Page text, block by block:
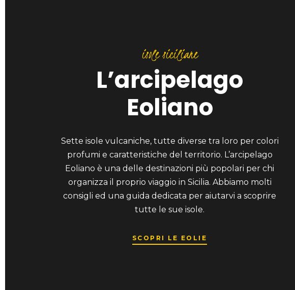
isole siciliane
L’arcipelago
Eoliano
Sette isole vulcaniche, tutte diverse tra loro per colori
profumi e caratteristiche del territorio. L’arcipelago
Eoliano è una delle destinazioni più popolari per chi
organizza il proprio viaggio in Sicilia. Abbiamo molti
consigli ed una guida dedicata per aiutarvi a scoprire
tutte le sue isole.
SCOPRI LE EOLIE